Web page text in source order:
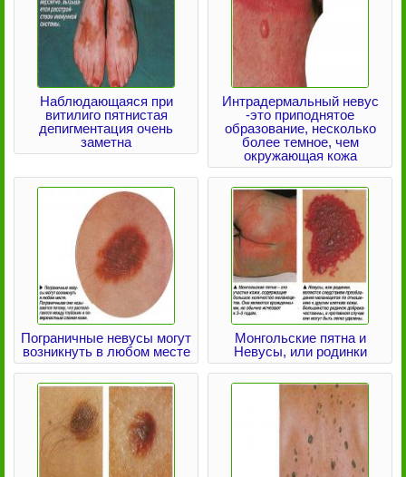
Наблюдающаяся при
витилиго пятнистая
депигментация очень
заметна
Интрадермальный невус
-это приподнятое
образование, несколько
более темное, чем
окружающая кожа
Пограничные невусы могут
возникнуть в любом месте
Монгольские пятна и
Невусы, или родинки